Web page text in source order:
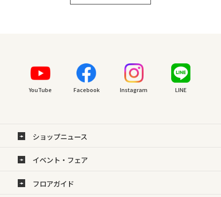
YouTube Facebook Instagram LINE
ショップニュース
イベント・フェア
フロアガイド